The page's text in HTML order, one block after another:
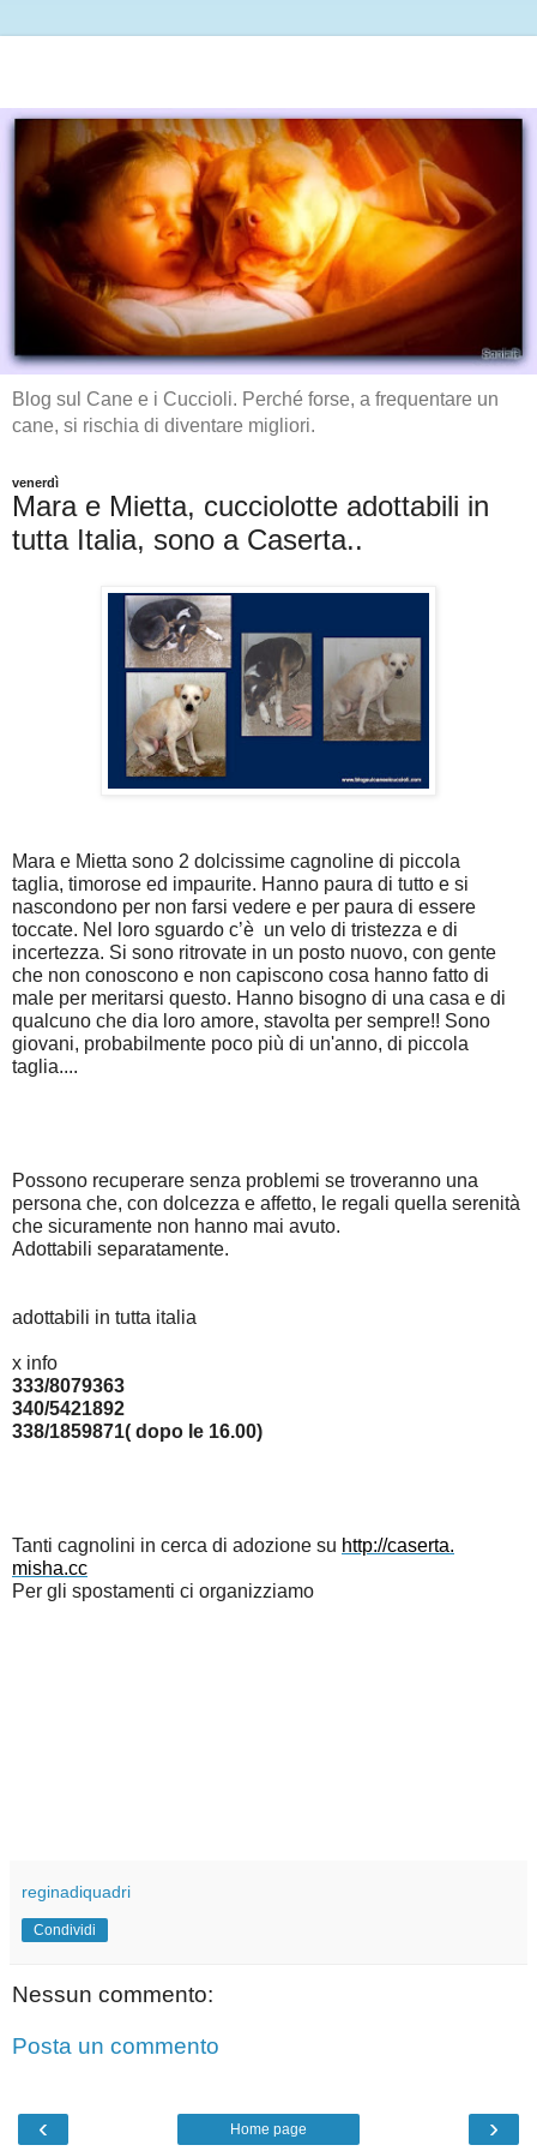
Blog sul Cane e i Cuccioli. Perché forse, a frequentare un
cane, si rischia di diventare migliori.
venerdì
Mara e Mietta, cucciolotte adottabili in
tutta Italia, sono a Caserta..
Mara e Mietta sono 2 dolcissime cagnoline di piccola
taglia, timorose ed impaurite. Hanno paura di tutto e si
nascondono per non farsi vedere e per paura di essere
toccate. Nel loro sguardo c’è un velo di tristezza e di
incertezza. Si sono ritrovate in un posto nuovo, con gente
che non conoscono e non capiscono cosa hanno fatto di
male per meritarsi questo. Hanno bisogno di una casa e di
qualcuno che dia loro amore, stavolta per sempre!! Sono
giovani, probabilmente poco più di un'anno, di piccola
taglia....
Possono recuperare senza problemi se troveranno una
persona che, con dolcezza e affetto, le regali quella serenità
che sicuramente non hanno mai avuto.
Adottabili separatamente.
adottabili in tutta italia
x info
333/8079363
340/5421892
338/1859871( dopo le 16.00)
Tanti cagnolini in cerca di adozione su http://caserta.
misha.cc
Per gli spostamenti ci organizziamo
reginadiquadri
Condividi
Nessun commento:
Posta un commento
‹ ›
Home page